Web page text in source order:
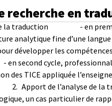
recherche en
la traduction
- en
analytique fine d’une
développer les
- en second cycle,
des TICE appliquée
2. Apport de l’analyse de la
un cas particulier de